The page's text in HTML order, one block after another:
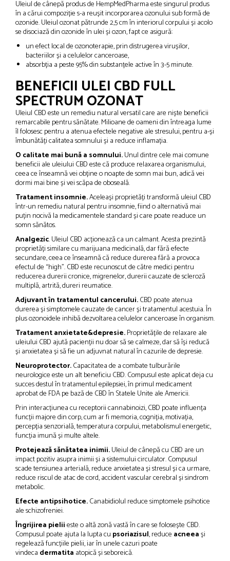
Uleiul de cânepă produs de HempMedPharma este singurul produs
în a cărui compoziție s-a reușit incorporarea ozonului sub formă de
ozonide. Uleiul ozonat pătrunde 2,5 cm în interiorul corpului și acolo
se disociază din ozonide în ulei și ozon, fapt ce asigură:
un efect local de ozonoterapie, prin distrugerea virușilor,
bacteriilor și a celulelor canceroase,
absorbția a peste 95% din substanțele active în 3-5 minute.
BENEFICII ULEI CBD FULL
SPECTRUM OZONAT
Uleiul CBD este un remediu natural versatil care are niște beneficii
remarcabile pentru sănătate. Milioane de oameni din întreaga lume
îl folosesc pentru a atenua efectele negative ale stresului, pentru a-și
îmbunătăți calitatea somnului și a reduce inflamația.
O calitate mai bună a somnului.Unul dintre cele mai comune
beneficii ale uleiului CBD este că produce relaxarea organismului,
ceea ce înseamnă vei obține o noapte de somn mai bun, adică vei
dormi mai bine și vei scăpa de oboseală.
Tratament insomnie.Aceleași proprietăți transformă uleiul CBD
într-un remediu natural pentru insomnie, fiind o alternativă mai
puțin nocivă la medicamentele standard și care poate readuce un
somn sănătos.
Analgezic. Uleiul CBD acționează ca un calmant. Acesta prezintă
proprietăți similare cu marijuana medicinală, dar fără efecte
secundare, ceea ce înseamnă că reduce durerea fără a provoca
efectul de “high”. CBD este recunoscut de către medici pentru
reducerea durerii cronice, migrenelor, durerii cauzate de scleroză
multiplă, artrită, dureri reumatice.
Adjuvant în tratamentul cancerului.CBD poate atenua
durerea și simptomele cauzate de cancer și tratamentul acestuia. În
plus ozonoidele inhibă dezvoltarea celulelor canceroase în organism.
Tratament anxietate&depresie.Proprietățile de relaxare ale
uleiului CBD ajută pacienții nu doar să se calmeze, dar să își reducă
și anxietatea și să fie un adjuvnat natural în cazurile de depresie.
Neuroprotector.Capacitatea de a combate tulburările
neurologice este un alt beneficiu CBD. Compusul este aplicat deja cu
succes destul în tratamentul epilepsiei, în primul medicament
aprobat de FDA pe bază de CBD în Statele Unite ale Americii.
Prin interacțiunea cu receptorii cannabinoizi, CBD poate influența
funcții majore din corp, cum ar fi memoria, cogniția, motivația,
percepția senzorială, temperatura corpului, metabolismul energetic,
funcția imună și multe altele.
Protejează sănătatea inimii.Uleiul de cânepă cu CBD are un
impact pozitiv asupra inimii și a sistemului circulator. Compusul
scade tensiunea arterială, reduce anxietatea și stresul și ca urmare,
reduce riscul de atac de cord, accident vascular cerebral și sindrom
metabolic.
Efecte antipsihotice.Canabidiolul reduce simptomele psihotice
ale schizofreniei.
Îngrijirea pieliieste o altă zonă vastă în care se folosește CBD.
Compusul poate ajuta la lupta cu psoriazisul, reduce acneeași
regelează funcțiile pielii, iar în unele cazuri poate
vindeca dermatita atopică și seboreică.